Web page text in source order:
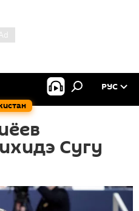
РУС
Сугу